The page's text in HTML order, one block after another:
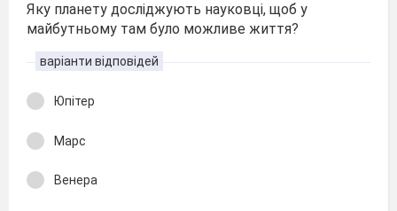
Яку планету досліджують науковці, щоб у
майбутньому там було можливе життя?
варіанти відповідей
Юпітер
Марс
Венера